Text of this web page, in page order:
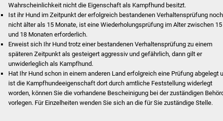
Wahrscheinlichkeit nicht die Eigenschaft als Kampfhund besitzt.
Ist ihr Hund im Zeitpunkt der erfolgreich bestandenen Verhaltensprüfung noch
nicht älter als 15 Monate, ist eine Wiederholungsprüfung im Alter zwischen 15
und 18 Monaten erforderlich.
Erweist sich Ihr Hund trotz einer bestandenen Verhaltensprüfung zu einem
späteren Zeitpunkt als gesteigert aggressiv und gefährlich, dann gilt er
unwiderleglich als Kampfhund.
Hat Ihr Hund schon in einem anderen Land erfolgreich eine Prüfung abgelegt
ist die Kampfhundeeigenschaft dort durch amtliche Feststellung widerlegt
worden, können Sie die vorhandene Bescheinigung bei der zuständigen
vorlegen. Für Einzelheiten wenden Sie sich an die für Sie zuständige Stelle.